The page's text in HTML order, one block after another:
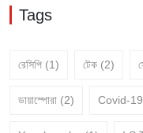
Tags
রেসিপি (1) টেক (2)
ডায়াস্পোরা (2) Covid-19